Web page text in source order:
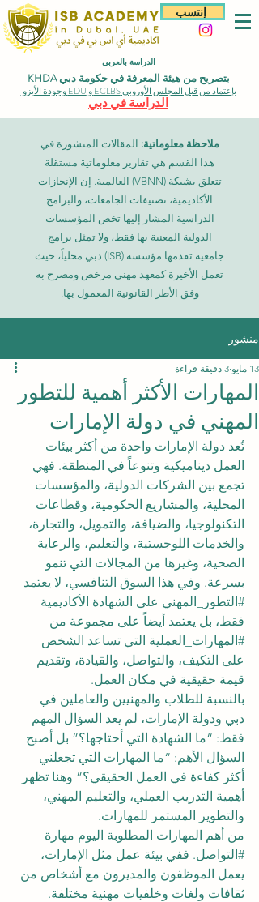
إنتسب
الدراسة بالعربي
بتصريح من هيئة المعرفة في حكومة دبي KHDA
بإعتماد من قبل المجلس الأوروبي ECLBS و EDU وجودة الأيزو
الدراسة في دبي
ملاحظة معلوماتية: المقالات المنشورة في
هذا القسم هي تقارير معلوماتية مستقلة
تتعلق بشبكة (VBNN) العالمية. إن الإنجازات
الأكاديمية، تصنيفات الجامعات، والبرامج
الدراسية المشار إليها تخص المؤسسات
الدولية المعنية بها فقط، ولا تمثل برامج
جامعية تقدمها مؤسسة (ISB) دبي محلياً، حيث
تعمل الأخيرة كمعهد مهني مرخص ومصرح به
وفق الأطر القانونية المعمول بها.
منشور
المهارات الأكثر أهمية للتطور
المهني في دولة الإمارات
13 مايو 3 دقيقة قراءة
تُعد دولة الإمارات واحدة من أكثر بيئات
العمل ديناميكية وتنوعاً في المنطقة. فهي
تجمع بين الشركات الدولية، والمؤسسات
المحلية، والمشاريع الحكومية، وقطاعات
التكنولوجيا، والضيافة، والتمويل، والتجارة،
والخدمات اللوجستية، والتعليم، والرعاية
الصحية، وغيرها من المجالات التي تنمو
بسرعة. وفي هذا السوق التنافسي، لا يعتمد
#التطور_المهني على الشهادة الأكاديمية
فقط، بل يعتمد أيضاً على مجموعة من
#المهارات_العملية التي تساعد الشخص
على التكيف، والتواصل، والقيادة، وتقديم
قيمة حقيقية في مكان العمل.
بالنسبة للطلاب والمهنيين والعاملين في
دبي ودولة الإمارات، لم يعد السؤال المهم
فقط: “ما الشهادة التي أحتاجها؟” بل أصبح
السؤال الأهم: “ما المهارات التي تجعلني
أكثر كفاءة في العمل الحقيقي؟” وهنا تظهر
أهمية التدريب العملي، والتعليم المهني،
والتطوير المستمر للمهارات.
من أهم المهارات المطلوبة اليوم مهارة
#التواصل. ففي بيئة عمل مثل الإمارات،
يعمل الموظفون والمديرون مع أشخاص من
ثقافات ولغات وخلفيات مهنية مختلفة.